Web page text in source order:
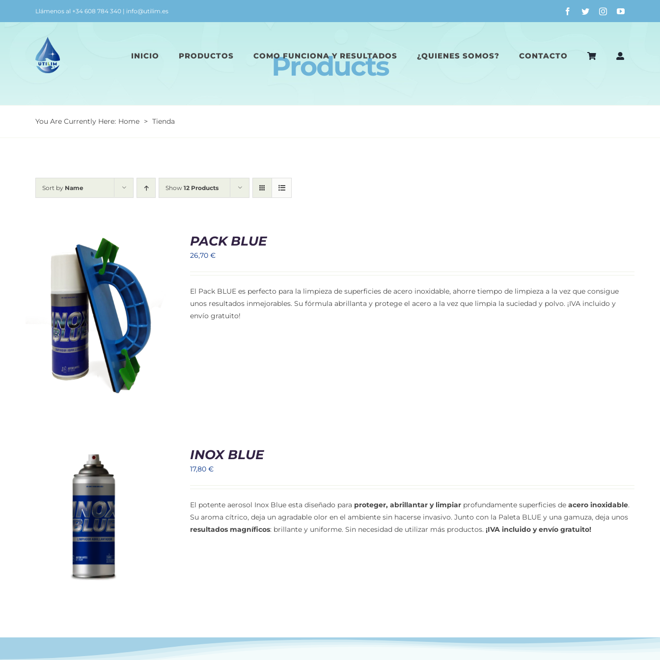
Llámenos al +34 608 784 340 | info@utilim.es
INICIO PRODUCTOS COMO FUNCIONA Y RESULTADOS ¿QUIENES SOMOS? CONTACTO
Products
You Are Currently Here: Home > Tienda
Sort by Name Show 12 Products
PACK BLUE
26,70 €
El Pack BLUE es perfecto para la limpieza de superficies de acero inoxidable, ahorre tiempo de limpieza a la vez que consigue
unos resultados inmejorables. Su fórmula abrillanta y protege el acero a la vez que limpia la suciedad y polvo. ¡IVA incluido y
envío gratuito!
INOX BLUE
17,80 €
El potente aerosol Inox Blue esta diseñado para proteger, abrillantar y limpiarprofundamente superficies de acero inoxidable.
Su aroma cítrico, deja un agradable olor en el ambiente sin hacerse invasivo. Junto con la Paleta BLUE y una gamuza, deja unos
resultados magníficos: brillante y uniforme. Sin necesidad de utilizar más productos. ¡IVA incluido y envío gratuito!